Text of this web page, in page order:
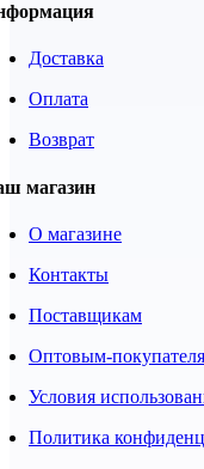
Доставка
Оплата
Возврат
магазин
О магазине
Контакты
Поставщикам
Оптовым-
Условия
Политика